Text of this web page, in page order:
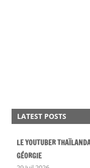
LATEST POSTS
LE YOUTUBER
GÉORGIE